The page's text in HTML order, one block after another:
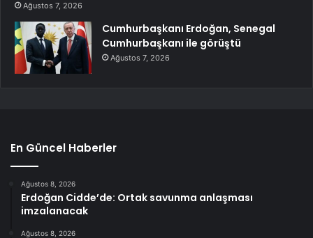
Ağustos 7, 2026
Cumhurbaşkanı Erdoğan, Senegal
Cumhurbaşkanı ile görüştü
Ağustos 7, 2026
En Güncel Haberler
Ağustos 8, 2026
Erdoğan Cidde’de: Ortak savunma anlaşması
imzalanacak
Ağustos 8, 2026